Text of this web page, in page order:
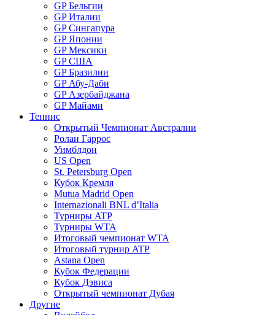
GP Бельгии
GP Италии
GP Сингапура
GP Японии
GP Мексики
GP США
GP Бразилии
GP Абу-Даби
GP Азербайджана
GP Майами
Теннис
Открытый Чемпионат Австралии
Ролан Гаррос
Уимблдон
US Open
St. Petersburg Open
Кубок Кремля
Mutua Madrid Open
Internazionali BNL d’Italia
Турниры ATP
Турниры WTA
Итоговый чемпионат WTA
Итоговый турнир ATP
Astana Open
Кубок Федерации
Кубок Дэвиса
Открытый чемпионат Дубая
Другие